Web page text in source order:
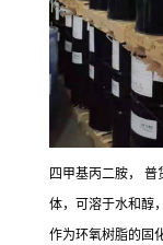
四甲基丙二胺，
体，可溶于水和醇
作为环氧树脂的固